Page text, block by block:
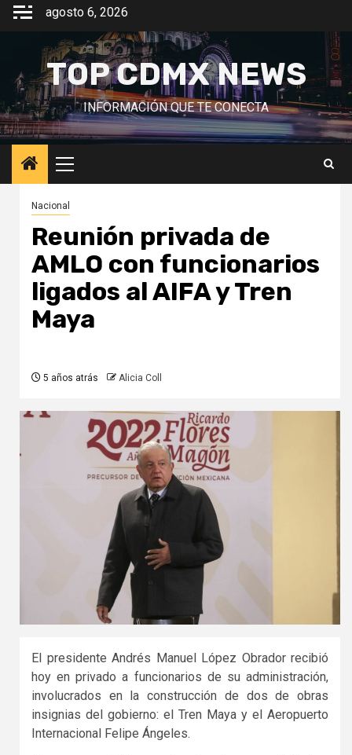
Saltar
contenido
agosto 6, 2026
TOP CDMX NEWS
INFORMACIÓN QUE TE CONECTA
Menú
principal
Nacional
Reunión privada de
AMLO con funcionarios
ligados al AIFA y Tren
Maya
5 años atrás Alicia Coll
El presidente Andrés Manuel López Obrador recibió
hoy en privado a funcionarios de su administración,
involucrados en la construcción de dos de obras
insignias del gobierno: el Tren Maya y el Aeropuerto
Internacional Felipe Ángeles.